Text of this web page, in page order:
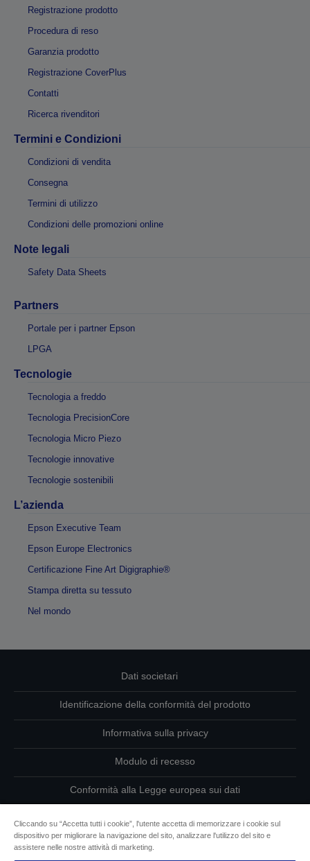
Registrazione prodotto
Procedura di reso
Garanzia prodotto
Registrazione CoverPlus
Contatti
Ricerca rivenditori
Termini e Condizioni
Condizioni di vendita
Consegna
Termini di utilizzo
Condizioni delle promozioni online
Note legali
Safety Data Sheets
Partners
Portale per i partner Epson
LPGA
Tecnologie
Tecnologia a freddo
Tecnologia PrecisionCore
Tecnologia Micro Piezo
Tecnologie innovative
Tecnologie sostenibili
L’azienda
Epson Executive Team
Epson Europe Electronics
Certificazione Fine Art Digigraphie®
Stampa diretta su tessuto
Nel mondo
Dati societari
Identificazione della conformità del prodotto
Informativa sulla privacy
Modulo di recesso
Conformità alla Legge europea sui dati
Informazioni sui cookie
Cliccando su “Accetta tutti i cookie”, l'utente accetta di memorizzare i cookie sul
dispositivo per migliorare la navigazione del sito, analizzare l'utilizzo del sito e
assistere nelle nostre attività di marketing.